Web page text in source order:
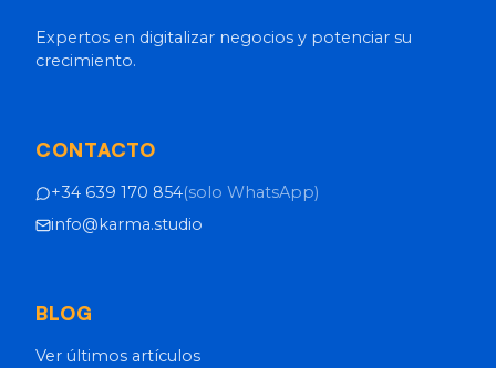
Expertos en digitalizar negocios y potenciar su
crecimiento.
CONTACTO
+34 639 170 854(solo WhatsApp)
info@karma.studio
BLOG
Ver últimos artículos